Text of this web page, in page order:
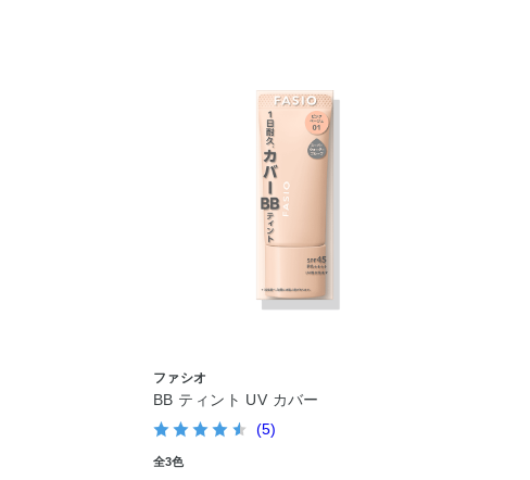
ファシオ
BB ティント UV カバー
(5)
全3色